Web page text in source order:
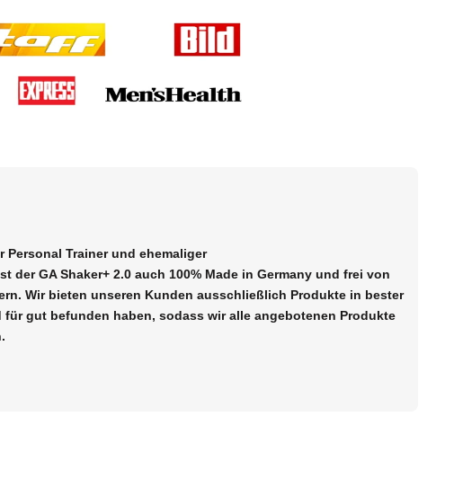
Personal Trainer und ehemaliger
GA Shaker+ 2.0 auch 100% Made in Germany und frei von
Wir bieten unseren Kunden ausschließlich Produkte in bester
gut befunden haben, sodass wir alle angebotenen Produkte